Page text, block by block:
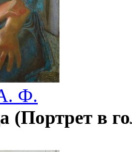
Ф.
(Портрет в